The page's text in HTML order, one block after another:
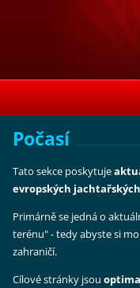
Počasí
Tato sekce poskytuje
evropských
Primárně se jedná o
terénu" - tedy abyste si
zahraničí.
Cílové stránky jsou